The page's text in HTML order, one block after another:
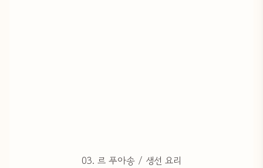
03. 르 푸아송 / 생선 요리